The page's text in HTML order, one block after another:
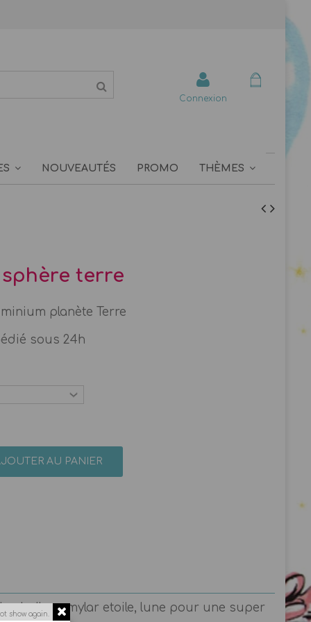
show again.
Connexion
NOUVEAUTÉS PROMO THÈMES
terre
planète Terre
sous 24h
AU PANIER
ballons mylar etoile, lune pour une super